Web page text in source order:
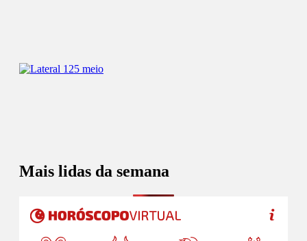
Mais lidas da semana